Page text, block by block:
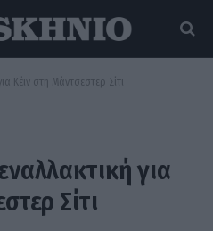
Κέιν στη Μάντσεστερ Σίτι
για
Σίτι